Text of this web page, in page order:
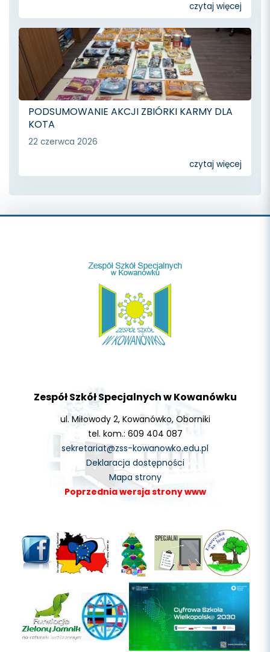
czytaj więcej
PODSUMOWANIE AKCJI ZBIÓRKI KARMY DLA
KOTA
22 czerwca 2026
czytaj więcej
Zespół Szkół Specjalnych w Kowanówku
ul. Miłowody 2, Kowanówko, Oborniki
tel. kom.: 609 404 087
sekretariat@zss-kowanowko.edu.pl
Deklaracja dostępności
Mapa strony
Poprzednia wersja strony www